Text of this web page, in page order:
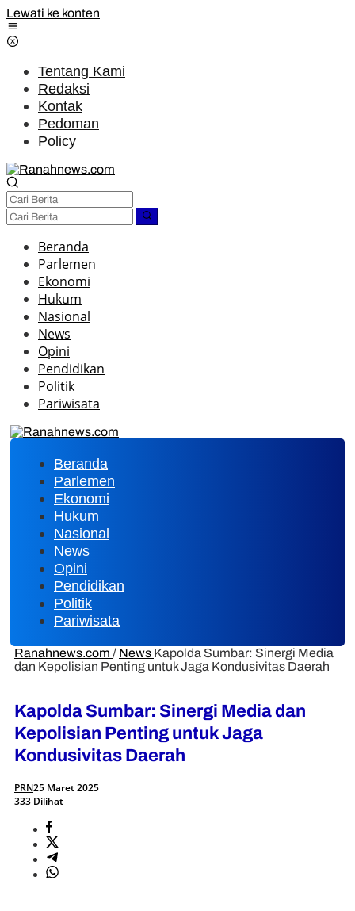
Lewati ke konten
Tentang Kami
Redaksi
Kontak
Pedoman
Policy
Beranda
Parlemen
Ekonomi
Hukum
Nasional
News
Opini
Pendidikan
Politik
Pariwisata
Beranda
Parlemen
Ekonomi
Hukum
Nasional
News
Opini
Pendidikan
Politik
Pariwisata
Ranahnews.com / News Kapolda Sumbar: Sinergi Media
dan Kepolisian Penting untuk Jaga Kondusivitas Daerah
Kapolda Sumbar: Sinergi Media dan
Kepolisian Penting untuk Jaga
Kondusivitas Daerah
PRN25 Maret 2025
333 Dilihat